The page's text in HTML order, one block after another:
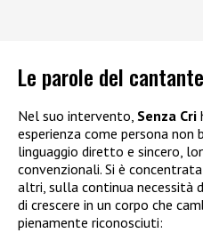
Le parole del cantante
Nel suo intervento, Senza Cri
esperienza come persona non
linguaggio diretto e sincero,
convenzionali. Si è
altri, sulla continua necessità
di crescere in un corpo che
pienamente riconosciuti: